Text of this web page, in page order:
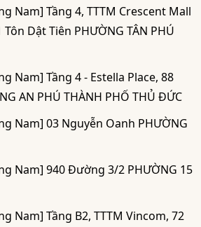
Nam] Tầng 4, TTTM Crescent Mall
Dật Tiên PHƯỜNG TÂN PHÚ
Nam] Tầng 4 - Estella Place, 88
AN PHÚ THÀNH PHỐ THỦ ĐỨC
Nam] 03 Nguyễn Oanh PHƯỜNG
Nam] 940 Đường 3/2 PHƯỜNG 15
Nam] Tầng B2, TTTM Vincom, 72